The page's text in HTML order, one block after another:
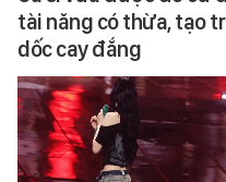
tài năng có thừa, tạo
dốc cay đắng